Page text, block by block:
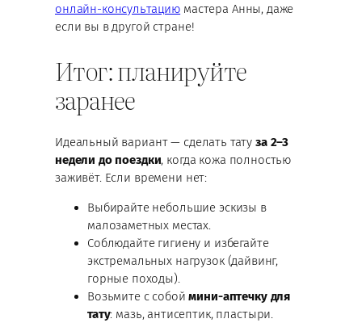
онлайн-консультацию мастера Анны, даже
если вы в другой стране!
Итог: планируйте
заранее
Идеальный вариант — сделать татуза 2–3
недели до поездки, когда кожа полностью
заживёт. Если времени нет:
Выбирайте небольшие эскизы в
малозаметных местах.
Соблюдайте гигиену и избегайте
экстремальных нагрузок (дайвинг,
горные походы).
Возьмите с собоймини-аптечку для
тату: мазь, антисептик, пластыри.